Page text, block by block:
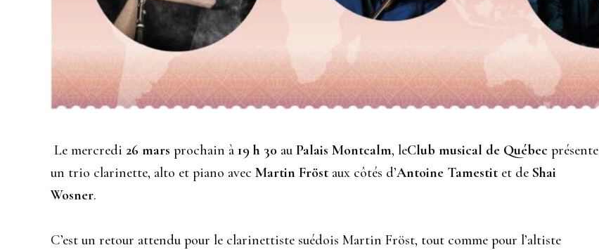
Le mercredi 26 mars prochain à 19 h 30 au Palais Montcalm, leClub musical de Québec présente
un trio clarinette, alto et piano avec Martin Fröst aux côtés d’Antoine Tamestit et de Shai
Wosner.
C’est un retour attendu pour le clarinettiste suédois Martin Fröst, tout comme pour l’altiste